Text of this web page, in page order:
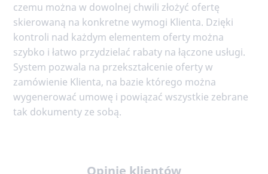
czemu można w dowolnej chwili złożyć ofertę
skierowaną na konkretne wymogi Klienta. Dzięki
kontroli nad każdym elementem oferty można
szybko i łatwo przydzielać rabaty na łączone usługi.
System pozwala na przekształcenie oferty w
zamówienie Klienta, na bazie którego można
wygenerować umowę i powiązać wszystkie zebrane
tak dokumenty ze sobą.